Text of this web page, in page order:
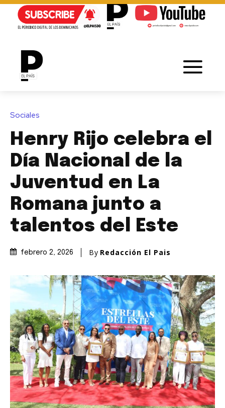
Sociales
Henry Rijo celebra el
Día Nacional de la
Juventud en La
Romana junto a
talentos del Este
febrero 2, 2026 By Redacción El Pais